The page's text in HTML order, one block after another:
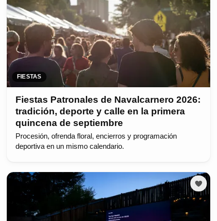
FIESTAS
Fiestas Patronales de Navalcarnero 2026:
tradición, deporte y calle en la primera
quincena de septiembre
Procesión, ofrenda floral, encierros y programación
deportiva en un mismo calendario.